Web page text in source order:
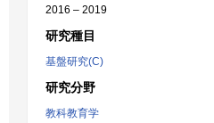
2016 – 2019
研究種目
基盤研究(C)
研究分野
教科教育学